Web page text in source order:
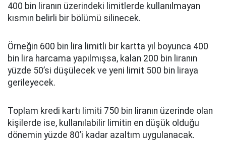
400 bin liranın üzerindeki limitlerde kullanılmayan
kısmın belirli bir bölümü silinecek.
Örneğin 600 bin lira limitli bir kartta yıl boyunca 400
bin lira harcama yapılmışsa, kalan 200 bin liranın
yüzde 50’si düşülecek ve yeni limit 500 bin liraya
gerileyecek.
Toplam kredi kartı limiti 750 bin liranın üzerinde olan
kişilerde ise, kullanılabilir limitin en düşük olduğu
dönemin yüzde 80’i kadar azaltım uygulanacak.